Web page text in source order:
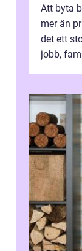
Att byta
mer än
det ett
jobb,